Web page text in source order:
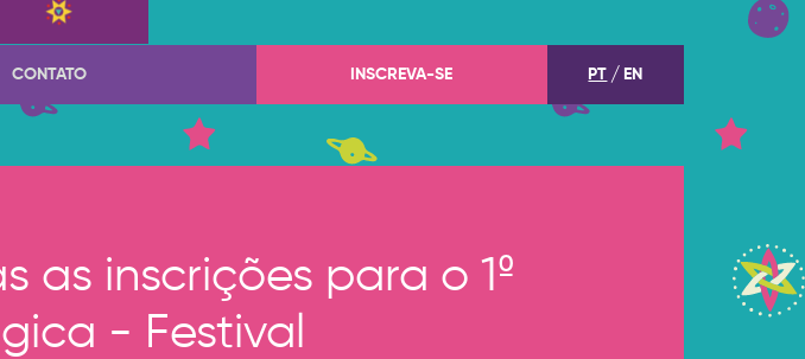
CONTATO INSCREVA-SE PT EN
as inscrições para o 1º
- Festival